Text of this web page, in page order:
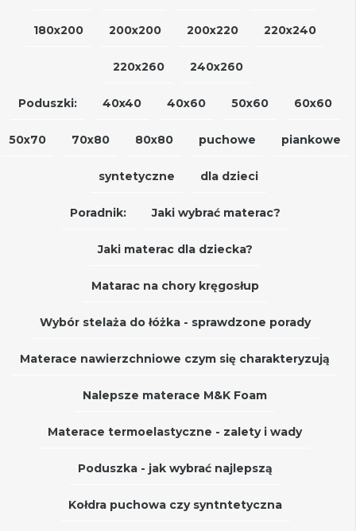
180x200 200x200 200x220 220x240
220x260 240x260
Poduszki: 40x40 40x60 50x60 60x60
50x70 70x80 80x80 puchowe piankowe
syntetyczne dla dzieci
Poradnik: Jaki wybrać materac?
Jaki materac dla dziecka?
Matarac na chory kręgosłup
Wybór stelaża do łóżka - sprawdzone porady
Materace nawierzchniowe czym się charakteryzują
Nalepsze materace M&K Foam
Materace termoelastyczne - zalety i wady
Poduszka - jak wybrać najlepszą
Kołdra puchowa czy syntntetyczna